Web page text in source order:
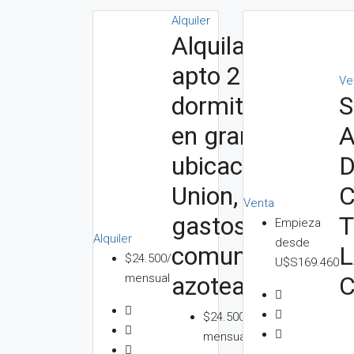
Alquiler
$24.500/
mensual
Alquiler
Alquila
apto 2
dormitorios
en gran
ubicacion,
Union, Sin
gastos
comunes y
azotea
$24.500/
mensual
Venta
Empieza
desde
U$S169.460